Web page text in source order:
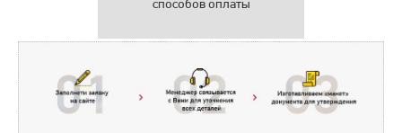
способов оплаты